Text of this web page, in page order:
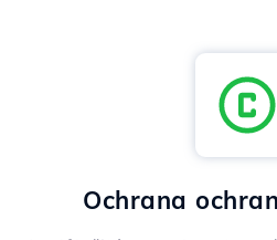
Ochrana